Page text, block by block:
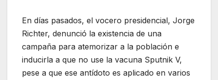
En días pasados, el vocero presidencial, Jorge
Richter, denunció la existencia de una
campaña para atemorizar a la población e
inducirla a que no use la vacuna Sputnik V,
pese a que ese antídoto es aplicado en varios